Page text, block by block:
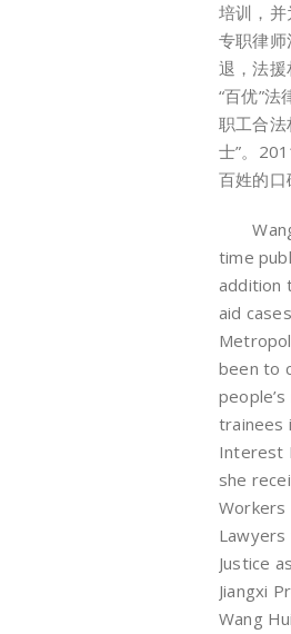
培训，
专职律师
退，法援
“百优”
职工合法
士”。
百姓的口
Wang
time
addition
aid
been to
trainees
Interest
she
Workers
Lawyers
Justice
Jiangxi
Wang